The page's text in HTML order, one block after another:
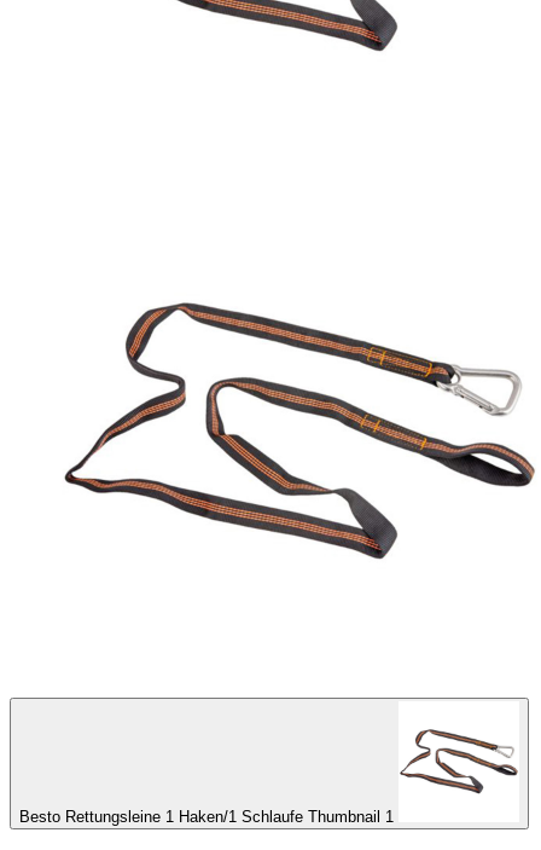
Besto Rettungsleine 1 Haken/1 Schlaufe Thumbnail 1